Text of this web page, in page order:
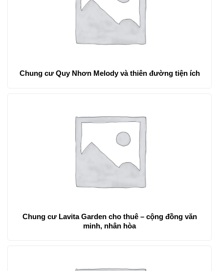
Chung cư Quy Nhơn Melody và thiên đường tiện ích
Chung cư Lavita Garden cho thuê – cộng đồng văn
minh, nhân hòa